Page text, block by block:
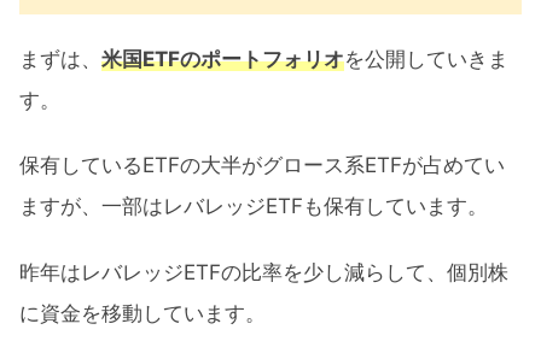
まずは、 米国ETFのポートフォリオを公開していきま
す。
保有しているETFの大半がグロース系ETFが占めてい
ますが、一部はレバレッジETFも保有しています。
昨年はレバレッジETFの比率を少し減らして、個別株
に資金を移動しています。